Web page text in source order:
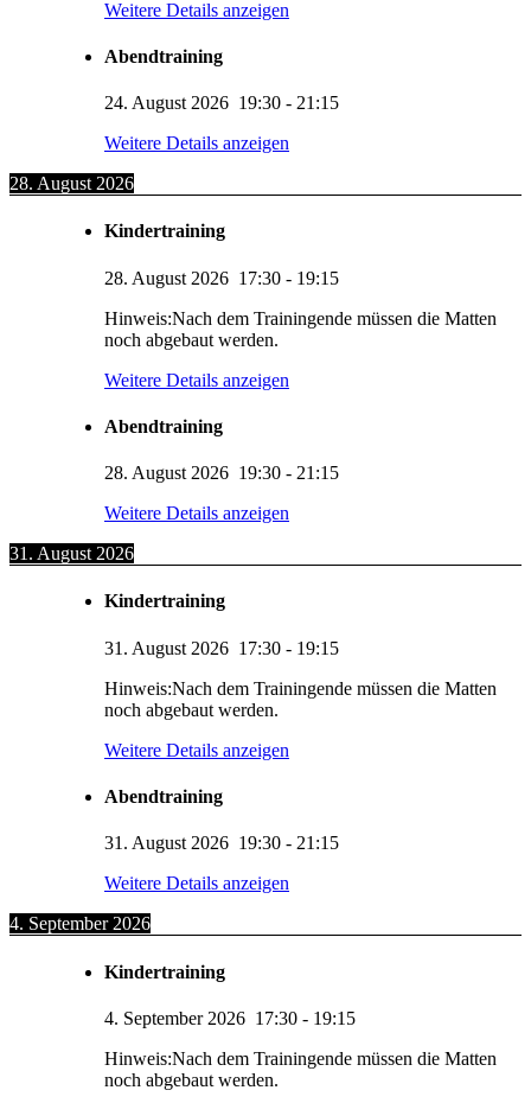
Weitere Details anzeigen
Abendtraining
24. August 2026 19:30 - 21:15
Weitere Details anzeigen
28. August 2026
Kindertraining
28. August 2026 17:30 - 19:15
Hinweis:Nach dem Trainingende müssen die Matten
noch abgebaut werden.
Weitere Details anzeigen
Abendtraining
28. August 2026 19:30 - 21:15
Weitere Details anzeigen
31. August 2026
Kindertraining
31. August 2026 17:30 - 19:15
Hinweis:Nach dem Trainingende müssen die Matten
noch abgebaut werden.
Weitere Details anzeigen
Abendtraining
31. August 2026 19:30 - 21:15
Weitere Details anzeigen
4. September 2026
Kindertraining
4. September 2026 17:30 - 19:15
Hinweis:Nach dem Trainingende müssen die Matten
noch abgebaut werden.